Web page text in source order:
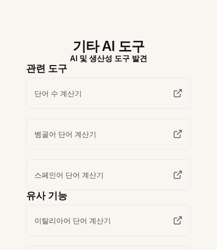
기타 AI 도구
AI 및 생산성 도구 발견
관련 도구
단어 수 계산기
벵골어 단어 계산기
스페인어 단어 계산기
유사 기능
이탈리아어 단어 계산기